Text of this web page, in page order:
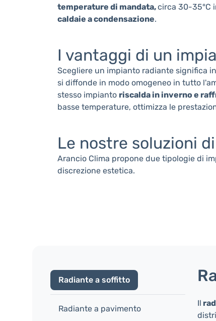
temperature di mandata,circa 30-35°C
caldaie a condensazione.
I vantaggi di un
Scegliere un impianto radiante significa
si diffonde in modo omogeneo in tutto
stesso impianto riscalda in inverno e
basse temperature, ottimizza le
Le nostre soluzioni
Arancio Clima propone due tipologie di
discrezione estetica.
Radiante a soffitto
Radiante a pavimento
Il